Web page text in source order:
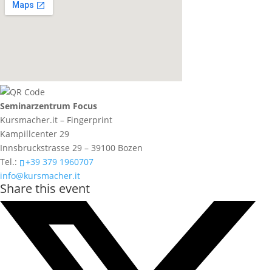
Seminarzentrum Focus
Kursmacher.it – Fingerprint
Kampillcenter 29
Innsbruckstrasse 29 – 39100 Bozen
Tel.:
+39 379 1960707
info@kursmacher.it
Share this event